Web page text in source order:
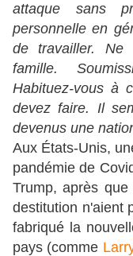
attaque sans
personnelle en
de travailler.
famille.
Habituez-vous à
devez faire. Il
devenus une
Aux États-Unis,
pandémie de
Trump, après
destitution n'aient
fabriqué la
pays (comme